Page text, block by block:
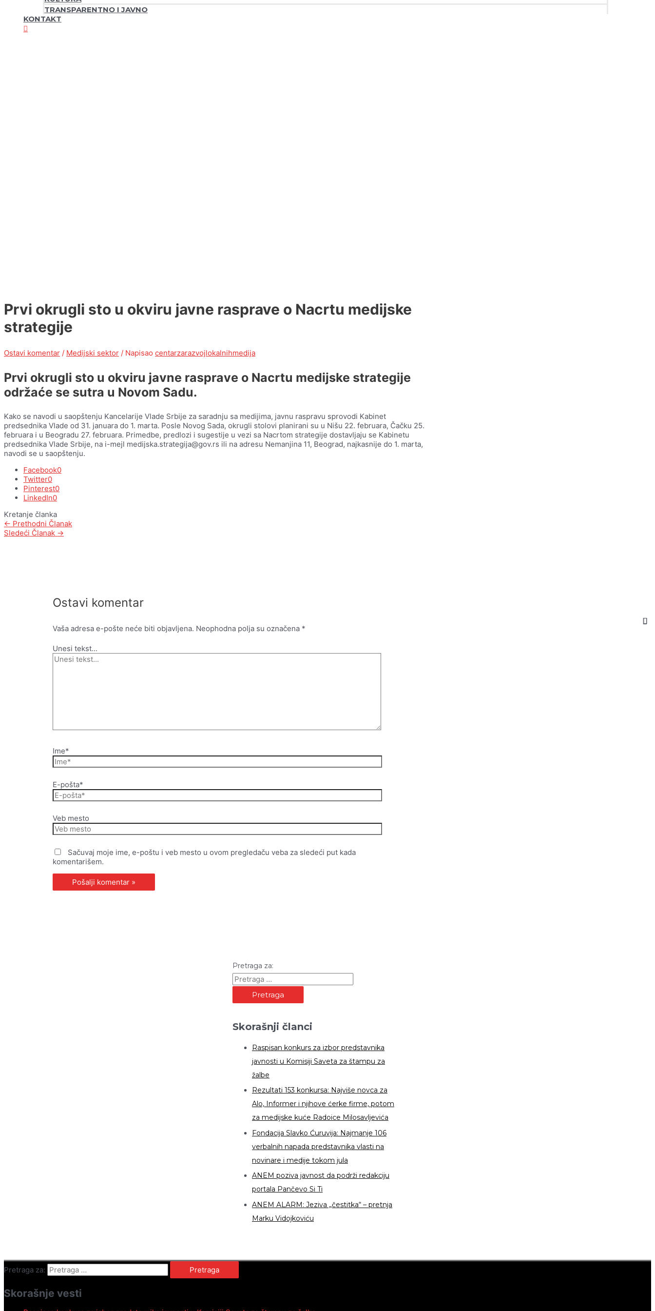
TRANSPARENTNO I JAVNO
KONTAKT
Prvi okrugli sto u okviru javne rasprave o Nacrtu medijske
strategije
Ostavi komentar / Medijski sektor / Napisao centarzarazvojlokalnihmedija
Prvi okrugli sto u okviru javne rasprave o Nacrtu medijske strategije
održaće se sutra u Novom Sadu.
Kako se navodi u saopštenju Kancelarije Vlade Srbije za saradnju sa medijima, javnu raspravu sprovodi Kabinet
predsednika Vlade od 31. januara do 1. marta. Posle Novog Sada, okrugli stolovi planirani su u Nišu 22. februara, Čačku 25.
februara i u Beogradu 27. februara. Primedbe, predlozi i sugestije u vezi sa Nacrtom strategije dostavljaju se Kabinetu
predsednika Vlade Srbije, na i-mejl medijska.strategija@gov.rs ili na adresu Nemanjina 11, Beograd, najkasnije do 1. marta,
navodi se u saopštenju.
Facebook0
Twitter0
Pinterest0
LinkedIn0
Kretanje članka
← Prethodni Članak
Sledeći Članak →
Ostavi komentar
Vaša adresa e-pošte neće biti objavljena. Neophodna polja su označena *
Unesi tekst...
Ime*
E-pošta*
Veb mesto
Sačuvaj moje ime, e-poštu i veb mesto u ovom pregledaču veba za sledeći put kada
komentarišem.
Pretraga za:
Skorašnji članci
Raspisan konkurs za izbor predstavnika
javnosti u Komisiji Saveta za štampu za
žalbe
Rezultati 153 konkursa: Najviše novca za
Alo, Informer i njihove ćerke firme, potom
za medijske kuće Radoice Milosavljevića
Fondacija Slavko Ćuruvija: Najmanje 106
verbalnih napada predstavnika vlasti na
novinare i medije tokom jula
ANEM poziva javnost da podrži redakciju
portala Pančevo Si Ti
ANEM ALARM: Jeziva „čestitka“ – pretnja
Marku Vidojkoviću
Pretraga za:
Skorašnje vesti